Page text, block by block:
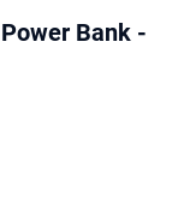
Bank -